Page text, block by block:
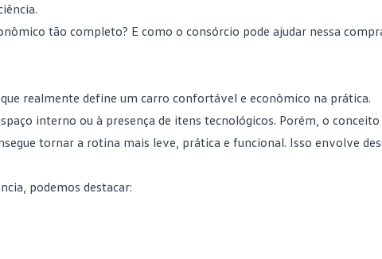
tão completo? E como o consórcio pode ajudar nessa
realmente define um carro confortável e econômico na prática.
interno ou à presença de itens tecnológicos. Porém, o
tornar a rotina mais leve, prática e funcional. Isso envolve
podemos destacar: